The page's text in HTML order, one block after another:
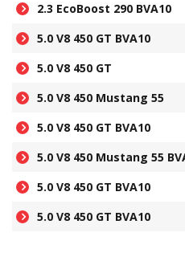
2.3 EcoBoost 290 BVA10
5.0 V8 450 GT BVA10
5.0 V8 450 GT
5.0 V8 450 Mustang 55
5.0 V8 450 GT BVA10
5.0 V8 450 Mustang 55
5.0 V8 450 GT BVA10
5.0 V8 450 GT BVA10